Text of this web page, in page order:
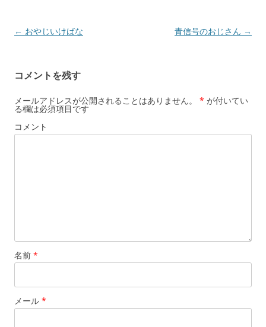
投
ビ
ゲ
ー
シ
← おやじいけばな 青信号のおじさん →
コメントを残す
メールアドレスが公開されることはありません。 * が付いてい
る欄は必須項目です
コメント
名前 *
メール *